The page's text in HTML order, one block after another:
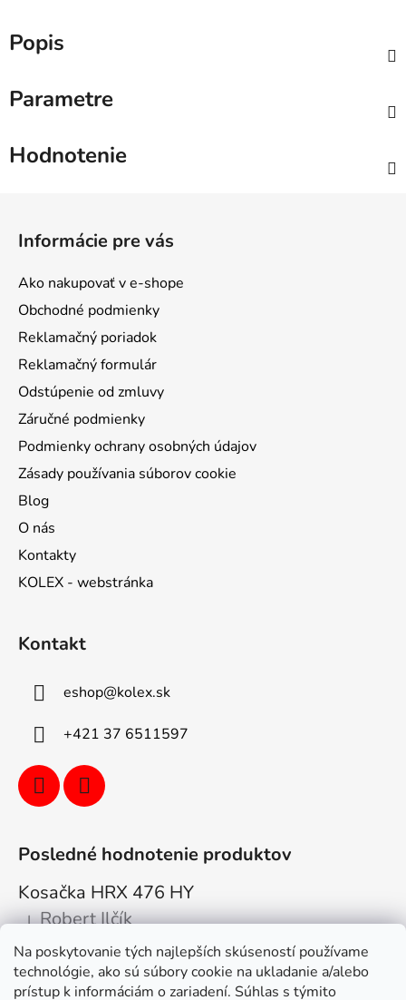
Na poskytovanie tých najlepších skúseností používame
technológie, ako sú súbory cookie na ukladanie a/alebo
prístup k informáciám o zariadení. Súhlas s týmito
Popis
Parametre
Hodnotenie
Informácie pre vás
Ako nakupovať v e-shope
Obchodné podmienky
Reklamačný poriadok
Reklamačný formulár
Odstúpenie od zmluvy
Záručné podmienky
Podmienky ochrany osobných údajov
Zásady používania súborov cookie
Blog
O nás
Kontakty
KOLEX - webstránka
Kontakt
eshop@kolex.sk
+421 37 6511597
Posledné hodnotenie produktov
Kosačka HRX 476 HY
Hodnotenie produktu je 5 z 5 hviezdičiek.
| Robert Ilčík
Super. Odporúčam